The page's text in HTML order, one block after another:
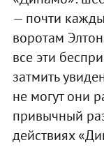
— почти
воротам
все эти
затмить
не могут они
привычный
действиях